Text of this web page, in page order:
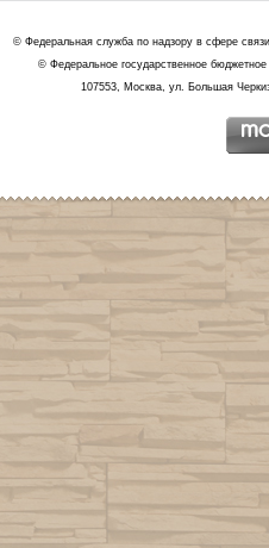
© Федеральная служба по надзору в сфере
© Федеральное государственное
107553, Москва, ул. Большая